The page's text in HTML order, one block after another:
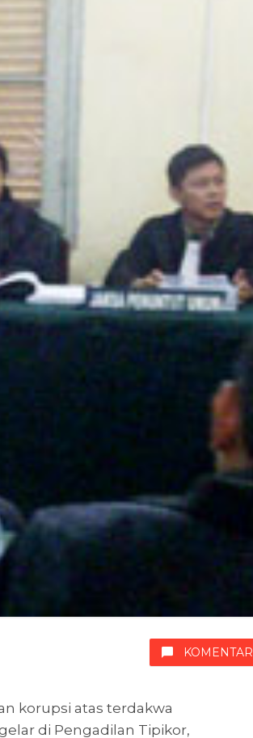
KOMENTAR
korupsi atas terdakwa
di Pengadilan Tipikor,